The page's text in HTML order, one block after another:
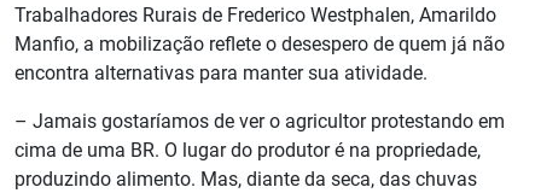
Trabalhadores Rurais de Frederico Westphalen, Amarildo
Manfio, a mobilização reflete o desespero de quem já não
encontra alternativas para manter sua atividade.
– Jamais gostaríamos de ver o agricultor protestando em
cima de uma BR. O lugar do produtor é na propriedade,
produzindo alimento. Mas, diante da seca, das chuvas